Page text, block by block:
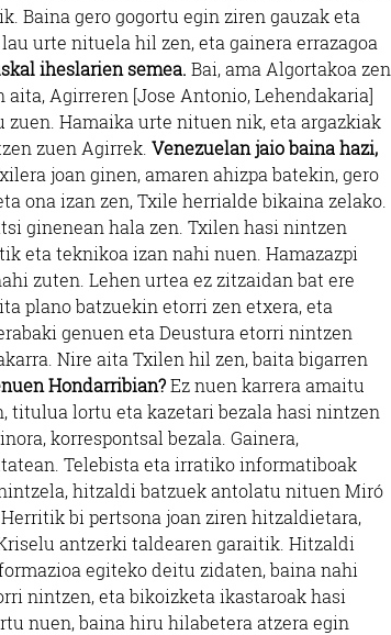
Baina gero gogortu egin ziren gauzak eta
urte nituela hil zen, eta gainera errazagoa
iheslarien semea. Bai, ama Algortakoa zen
Agirreren [Jose Antonio, Lehendakaria]
Hamaika urte nituen nik, eta argazkiak
zuen Agirrek. Venezuelan jaio baina hazi,
joan ginen, amaren ahizpa batekin, gero
ona izan zen, Txile herrialde bikaina zelako.
ginenean hala zen. Txilen hasi nintzen
eta teknikoa izan nahi nuen. Hamazazpi
zuten. Lehen urtea ez zitzaidan bat ere
plano batzuekin etorri zen etxera, eta
genuen eta Deustura etorri nintzen
Nire aita Txilen hil zen, baita bigarren
Hondarribian?Ez nuen karrera amaitu
titulua lortu eta kazetari bezala hasi nintzen
korrespontsal bezala. Gainera,
Telebista eta irratiko informatiboak
hitzaldi batzuek antolatu nituen Miró
bi pertsona joan ziren hitzaldietara,
antzerki taldearen garaitik. Hitzaldi
egiteko deitu zidaten, baina nahi
nintzen, eta bikoizketa ikastaroak hasi
nuen, baina hiru hilabetera atzera egin
Higiezin agentziak
ATERPE HIGIEZIN
AGENTZIA
Errenteria-Orereta